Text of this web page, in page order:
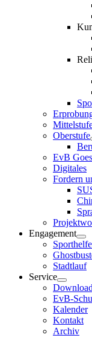
Oberstufe
EvB
Digitales
Fordern
Engagement
Stadtlauf
Service
EvB-
Kalender
Kontakt
Archiv